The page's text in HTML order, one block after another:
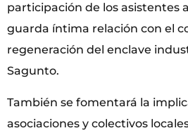
participación de los asistentes
guarda íntima relación con el
regeneración del enclave
Sagunto.
También se fomentará la
asociaciones y colectivos